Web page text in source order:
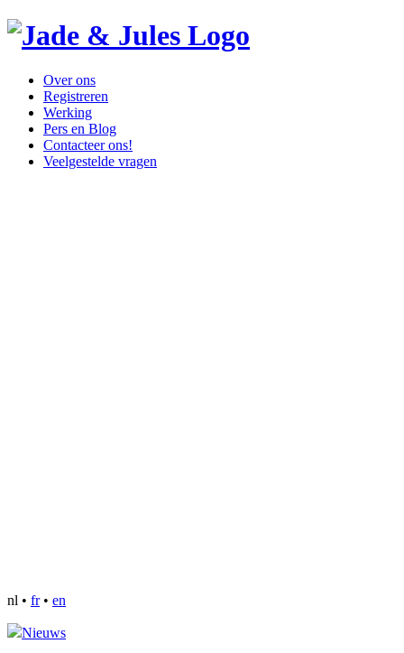
Over ons
Registreren
Werking
Pers en Blog
Contacteer ons!
Veelgestelde vragen
nl • fr • en
Nieuws